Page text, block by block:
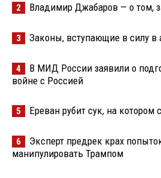
2 Владимир Джабаров — о том,
3 Законы, вступающие в силу в
4
В МИД России заявили о
войне с Россией
5 Ереван рубит сук, на котором
6
Эксперт предрек крах
манипулировать Трампом